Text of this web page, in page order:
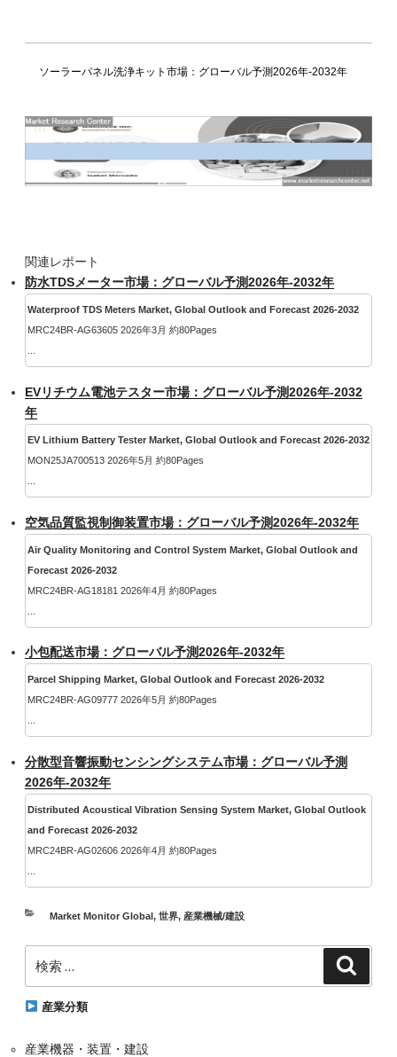
ソーラーパネル洗浄キット市場：グローバル予測2026年-2032年
関連レポート
防水TDSメーター市場：グローバル予測2026年-2032年
Waterproof TDS Meters Market, Global Outlook and Forecast 2026-2032
MRC24BR-AG63605 2026年3月 約80Pages
EVリチウム電池テスター市場：グローバル予測2026年-2032
年
EV Lithium Battery Tester Market, Global Outlook and Forecast 2026-2032
MON25JA700513 2026年5月 約80Pages
空気品質監視制御装置市場：グローバル予測2026年-2032年
Air Quality Monitoring and Control System Market, Global Outlook and
Forecast 2026-2032
MRC24BR-AG18181 2026年4月 約80Pages
小包配送市場：グローバル予測2026年-2032年
Parcel Shipping Market, Global Outlook and Forecast 2026-2032
MRC24BR-AG09777 2026年5月 約80Pages
分散型音響振動センシングシステム市場：グローバル予測
2026年-2032年
Distributed Acoustical Vibration Sensing System Market, Global Outlook
and Forecast 2026-2032
MRC24BR-AG02606 2026年4月 約80Pages
カ
リ
Market Monitor Global, 世界, 産業機械/建設
索:
産業分類
産業機器・装置・建設